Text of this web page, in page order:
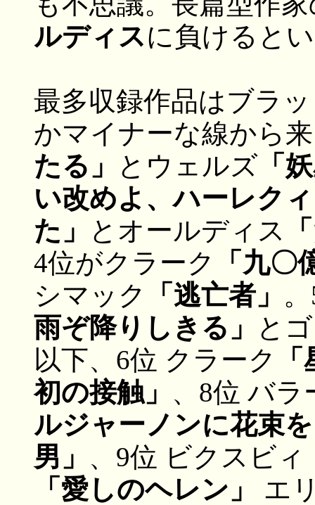
ルディスに負けると
最多収録作品はブラ
かマイナーな線から
たる」
とウェルズ 「
い改めよ、ハーレク
た」
とオールディス
4位がクラーク
「九
シマック
「逃亡者」
雨ぞ降りしきる」
と
以下、6位 クラーク
初の接触」 、8位 バラ
ルジャーノンに花束
男」 、9位 ビクスビィ
「愛しのヘレン」
エ